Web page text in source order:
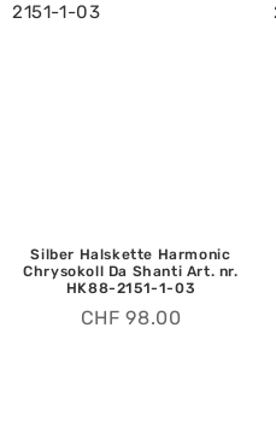
Silber Halskette Harmonic
Chrysokoll Da Shanti Art. nr.
HK88-2151-1-03
CHF 98.00